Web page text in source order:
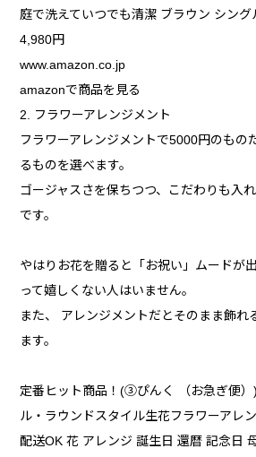
庭で洗えていつでも清潔 ブラウン シング
4,980円
www.amazon.co.jp
amazonで商品を見る
2. フラワーアレンジメント
フラワーアレンジメントで5000円のもの
るものを選べます。
ゴージャスさを保ちつつ、こだわりも入
です。
やはりお花を贈ると「お祝い」ムードが
って嬉しくない人はいません。
また、 アレンジメントだとそのまま飾れ
ます。
定番ヒット商品！(③ぴんく （お急ぎ便
ル・ラウンドスタイル生花フラワーアレ
配送OK 花 アレンジ 誕生日 還暦 記念日